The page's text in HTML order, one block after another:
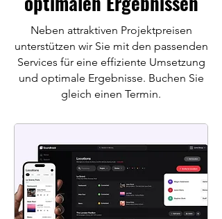
Neben attraktiven Projektpreisen
unterstützen wir Sie mit den passenden
Services für eine effiziente Umsetzung
und optimale Ergebnisse. Buchen Sie
gleich einen Termin.